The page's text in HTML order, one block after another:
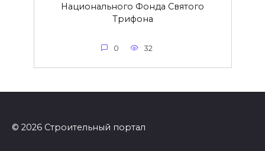
Национального Фонда Святого
Трифона
0 32
© 2026 Строительный портал